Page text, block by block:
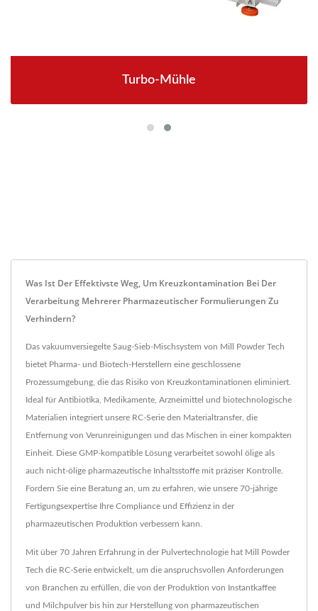
Turbo-Mühle
Was Ist Der Effektivste Weg, Um Kreuzkontamination Bei Der
Verarbeitung Mehrerer Pharmazeutischer Formulierungen Zu
Verhindern?
Das vakuumversiegelte Saug-Sieb-Mischsystem von Mill Powder Tech
bietet Pharma- und Biotech-Herstellern eine geschlossene
Prozessumgebung, die das Risiko von Kreuzkontaminationen eliminiert.
Ideal für Antibiotika, Medikamente, Arzneimittel und biotechnologische
Materialien integriert unsere RC-Serie den Materialtransfer, die
Entfernung von Verunreinigungen und das Mischen in einer kompakten
Einheit. Diese GMP-kompatible Lösung verarbeitet sowohl ölige als
auch nicht-ölige pharmazeutische Inhaltsstoffe mit präziser Kontrolle.
Fordern Sie eine Beratung an, um zu erfahren, wie unsere 70-jährige
Fertigungsexpertise Ihre Compliance und Effizienz in der
pharmazeutischen Produktion verbessern kann.
Mit über 70 Jahren Erfahrung in der Pulvertechnologie hat Mill Powder
Tech die RC-Serie entwickelt, um die anspruchsvollen Anforderungen
von Branchen zu erfüllen, die von der Produktion von Instantkaffee
und Milchpulver bis hin zur Herstellung von pharmazeutischen